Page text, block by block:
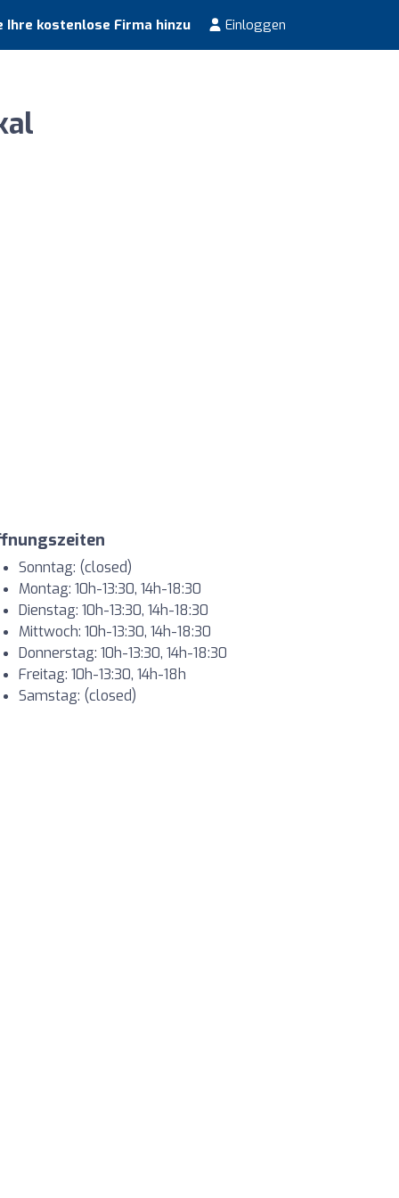
Ihre kostenlose Firma hinzu Einloggen
Sonntag: (closed)
Montag: 10h-13:30, 14h-18:30
Dienstag: 10h-13:30, 14h-18:30
Mittwoch: 10h-13:30, 14h-18:30
Donnerstag: 10h-13:30, 14h-18:30
Freitag: 10h-13:30, 14h-18h
Samstag: (closed)